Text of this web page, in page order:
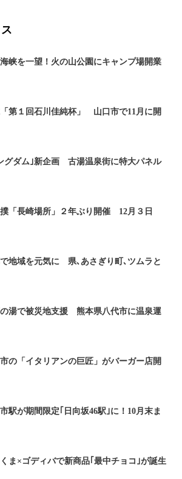
海峡を一望！火の山公園にキャンプ場開業
「第１回石川佳純杯」 山口市で11月に開
グダム｣新企画 古湯温泉街に特大パネル
撲「長崎場所」２年ぶり開催 12月３日
で地域を元気に 県､あさぎり町､ツムラと
の湯で被災地支援 熊本県八代市に温泉運
市の「イタリアンの巨匠」がバーガー店開
市駅が期間限定｢日向坂46駅｣に！10月末ま
くま×ゴディバで新商品｢最中チョコ｣が誕生